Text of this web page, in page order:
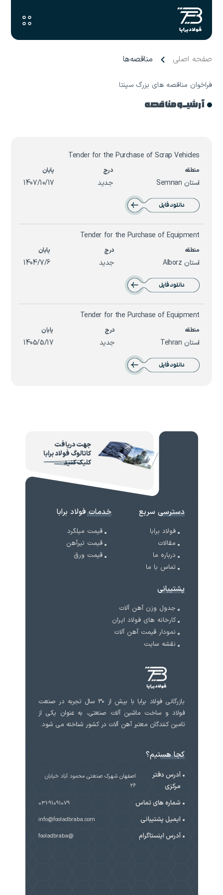
صفحه اصلی مناقصه‌ها
فراخوان مناقصه های بزرگ سپنتا
آرشیـو مناقصه
Tender for the Purchase of Scrap Vehicles
استان Semnan جدید 1407/10/17
دانلود فایل
Tender for the Purchase of Equipment
استان Alborz جدید 1404/7/6
دانلود فایل
Tender for the Purchase of Equipment
استان Tehran جدید 1405/5/17
دانلود فایل
جهت دریافت
کاتالوگ فولاد برابا
کلیک کنید
دسترسی سریع
فولاد برابا
مقالات
درباره ما
تماس با ما
خدمات فولاد برابا
قیمت میلگرد
قیمت تیرآهن
قیمت ورق
پشتیبانی
جدول وزن آهن آلات
کارخانه های فولاد ایران
نمودار قیمت آهن آلات
نقشه سایت
بازرگانی فولاد برابا با بیش از 30 سال تجربه در صنعت
فولاد و ساخت ماشین آلات صنعتی، به عنوان یکی از
تامین کنندگان معتبر آهن آلات در کشور شناخته می شود.
کجا هستیم؟
آدرس دفتر
مرکزی
اصفهان شهرک صنعتی محمود آباد خیابان
۲۶
شماره های تماس 031-91091079
ایمیل پشتیبانی info@fooladbraba.com
آدرس اینستاگرام @fooladbraba